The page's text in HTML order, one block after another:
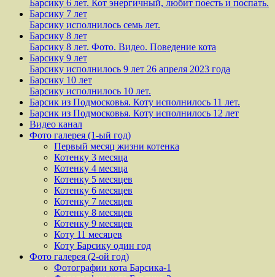
Барсику 6 лет. Кот энергичный, любит поесть и поспать.
Барсику 7 лет
Барсику исполнилось семь лет.
Барсику 8 лет
Барсику 8 лет. Фото. Видео. Поведение кота
Барсику 9 лет
Барсику исполнилось 9 лет 26 апреля 2023 года
Барсику 10 лет
Барсику исполнилось 10 лет.
Барсик из Подмосковья. Коту исполнилось 11 лет.
Барсик из Подмосковья. Коту исполнилось 12 лет
Видео канал
Фото галерея (1-ый год)
Первый месяц жизни котенка
Котенку 3 месяца
Котенку 4 месяца
Котенку 5 месяцев
Котенку 6 месяцев
Котенку 7 месяцев
Котенку 8 месяцев
Котенку 9 месяцев
Коту 11 месяцев
Коту Барсику один год
Фото галерея (2-ой год)
Фотографии кота Барсика-1